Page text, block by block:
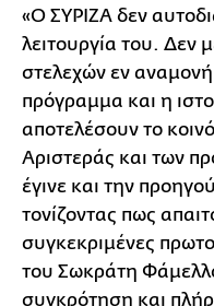
«Ο ΣΥΡΙΖΑ δεν
λειτουργία του. Δεν
στελεχών εν
πρόγραμμα και η
αποτελέσουν το
Αριστεράς και των
έγινε και την
τονίζοντας πως
συγκεκριμένες
του Σωκράτη
συγκρότηση και